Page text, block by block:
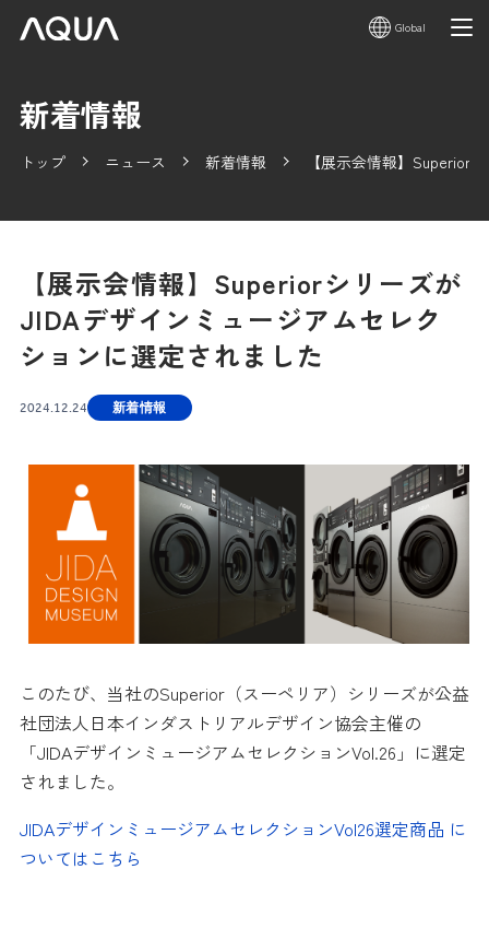
Global
新着情報
トップ ニュース 新着情報 【展示会情報】Superior
【展示会情報】Superiorシリーズが
JIDAデザインミュージアムセレク
ションに選定されました
2024.12.24 新着情報
このたび、当社のSuperior（スーペリア）シリーズが公益
社団法人日本インダストリアルデザイン協会主催の
「JIDAデザインミュージアムセレクションVol.26」に選定
されました。
JIDAデザインミュージアムセレクションVol26選定商品 に
ついてはこちら